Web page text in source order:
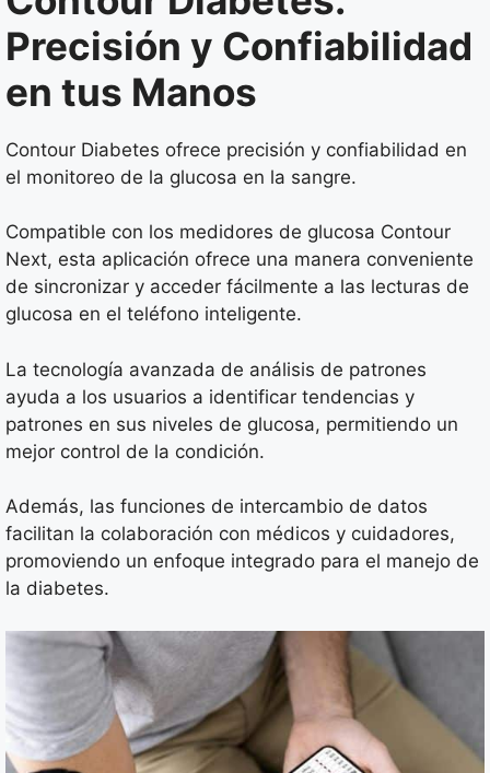
Precisión y Confiabilidad
en tus Manos
Contour Diabetes ofrece precisión y confiabilidad en
el monitoreo de la glucosa en la sangre.
Compatible con los medidores de glucosa Contour
Next, esta aplicación ofrece una manera conveniente
de sincronizar y acceder fácilmente a las lecturas de
glucosa en el teléfono inteligente.
La tecnología avanzada de análisis de patrones
ayuda a los usuarios a identificar tendencias y
patrones en sus niveles de glucosa, permitiendo un
mejor control de la condición.
Además, las funciones de intercambio de datos
facilitan la colaboración con médicos y cuidadores,
promoviendo un enfoque integrado para el manejo de
la diabetes.